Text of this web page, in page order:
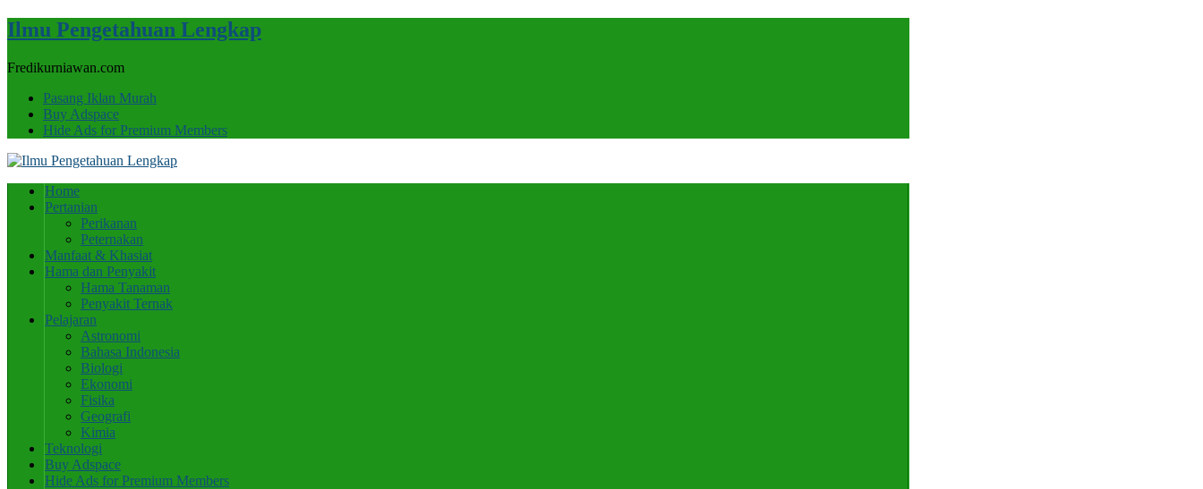
Ilmu Pengetahuan Lengkap
Fredikurniawan.com
Pasang Iklan Murah
Buy Adspace
Hide Ads for Premium Members
Home
Pertanian
Perikanan
Peternakan
Manfaat & Khasiat
Hama dan Penyakit
Hama Tanaman
Penyakit Ternak
Pelajaran
Astronomi
Bahasa Indonesia
Biologi
Ekonomi
Fisika
Geografi
Kimia
Teknologi
Buy Adspace
Hide Ads for Premium Members